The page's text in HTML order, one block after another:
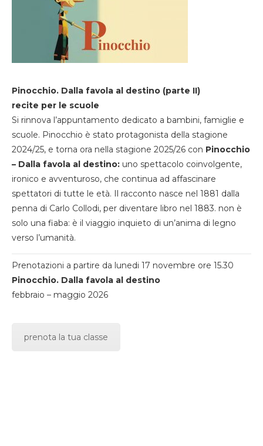
Pinocchio. Dalla favola al destino (parte II)
recite per le scuole
Si rinnova l’appuntamento dedicato a bambini, famiglie e
scuole. Pinocchio è stato protagonista della stagione
2024/25, e torna ora nella stagione 2025/26 con Pinocchio
– Dalla favola al destino: uno spettacolo coinvolgente,
ironico e avventuroso, che continua ad affascinare
spettatori di tutte le età. Il racconto nasce nel 1881 dalla
penna di Carlo Collodi, per diventare libro nel 1883. non è
solo una fiaba: è il viaggio inquieto di un’anima di legno
verso l’umanità.
Prenotazioni a partire da lunedi 17 novembre ore 15.30
Pinocchio. Dalla favola al destino
febbraio – maggio 2026
prenota la tua classe